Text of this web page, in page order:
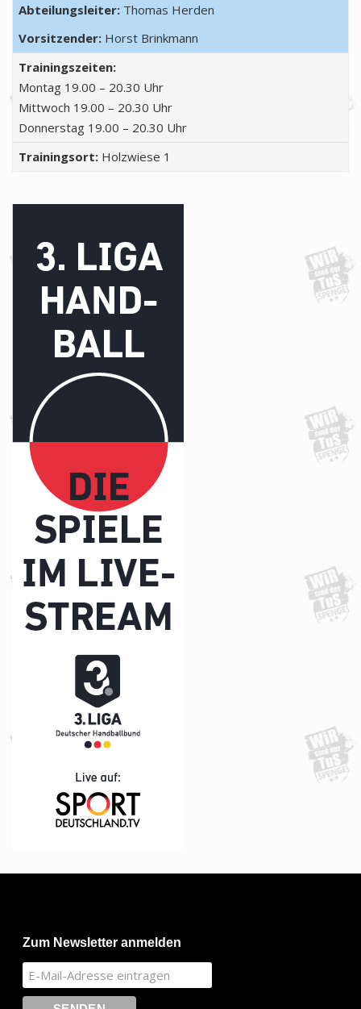
Abteilungsleiter: Thomas Herden
Vorsitzender: Horst Brinkmann
Trainingszeiten:
Montag 19.00 – 20.30 Uhr
Mittwoch 19.00 – 20.30 Uhr
Donnerstag 19.00 – 20.30 Uhr
Trainingsort: Holzwiese 1
Zum Newsletter anmelden